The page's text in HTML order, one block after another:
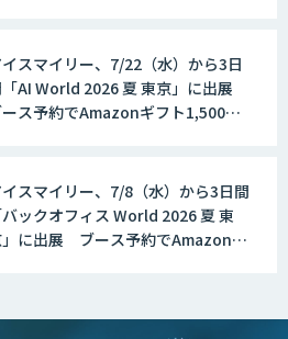
スマイリー、7/22（水）から3日
AI World 2026 夏 東京」に出展
ス予約でAmazonギフト1,500円
スマイリー、7/8（水）から3日間
バックオフィス World 2026 夏 東
」に出展 ブース予約でAmazonギ